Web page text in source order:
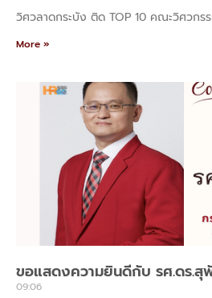
วิศวลาดกระบัง ติด TOP 10 คณะวิศวกร
More »
ขอแสดงความยินดีกับ รศ.ดร.
09:06